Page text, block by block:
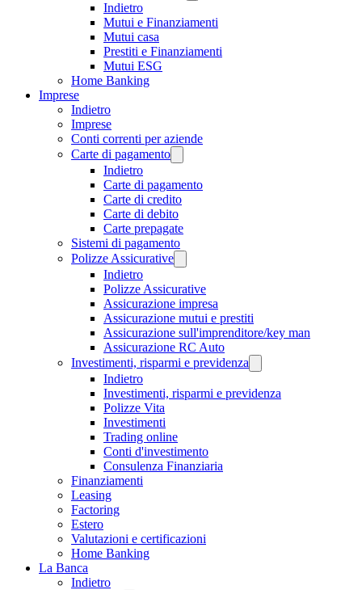
Indietro
Mutui e Finanziamenti
Mutui casa
Prestiti e Finanziamenti
Mutui ESG
Home Banking
Imprese
Indietro
Imprese
Conti correnti per aziende
Carte di pagamento
Indietro
Carte di pagamento
Carte di credito
Carte di debito
Carte prepagate
Sistemi di pagamento
Polizze Assicurative
Indietro
Polizze Assicurative
Assicurazione impresa
Assicurazione mutui e prestiti
Assicurazione sull'imprenditore/key man
Assicurazione RC Auto
Investimenti, risparmi e previdenza
Indietro
Investimenti, risparmi e previdenza
Polizze Vita
Investimenti
Trading online
Conti d'investimento
Consulenza Finanziaria
Finanziamenti
Leasing
Factoring
Estero
Valutazioni e certificazioni
Home Banking
La Banca
Indietro